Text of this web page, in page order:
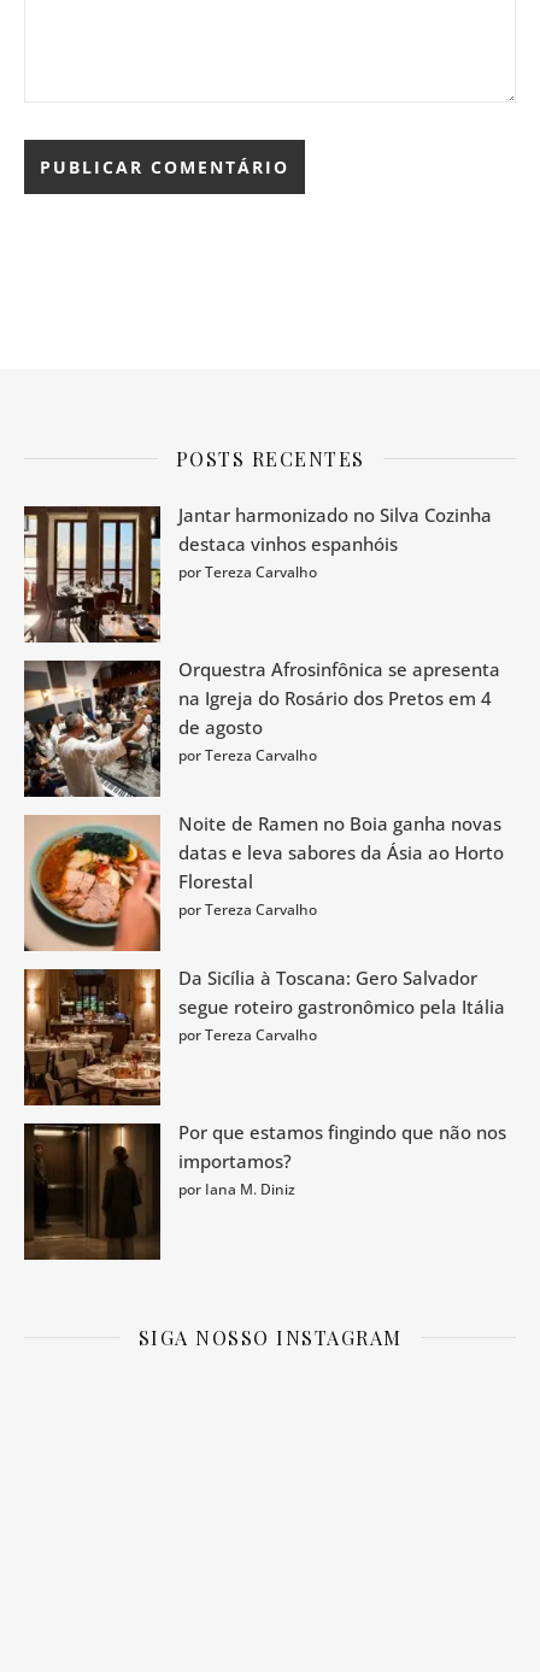
POSTS RECENTES
Jantar harmonizado no Silva Cozinha
destaca vinhos espanhóis
por Tereza Carvalho
Orquestra Afrosinfônica se apresenta
na Igreja do Rosário dos Pretos em 4
de agosto
por Tereza Carvalho
Noite de Ramen no Boia ganha novas
datas e leva sabores da Ásia ao Horto
Florestal
por Tereza Carvalho
Da Sicília à Toscana: Gero Salvador
segue roteiro gastronômico pela Itália
por Tereza Carvalho
Por que estamos fingindo que não nos
importamos?
por Iana M. Diniz
SIGA NOSSO INSTAGRAM